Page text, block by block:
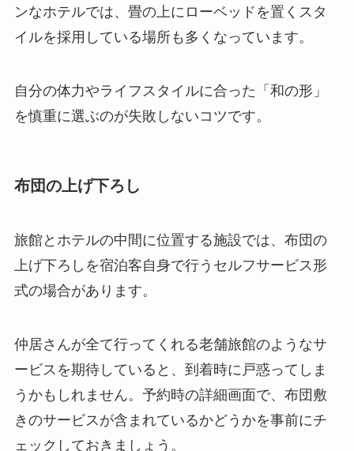
ンなホテルでは、畳の上にローベッドを置くスタ
イルを採用している場所も多くなっています。
自分の体力やライフスタイルに合った「和の形」
を慎重に選ぶのが失敗しないコツです。
布団の上げ下ろし
旅館とホテルの中間に位置する施設では、布団の
上げ下ろしを宿泊客自身で行うセルフサービス形
式の場合があります。
仲居さんが全て行ってくれる老舗旅館のようなサ
ービスを期待していると、到着時に戸惑ってしま
うかもしれません。予約時の詳細画面で、布団敷
きのサービスが含まれているかどうかを事前にチ
ェックしておきましょう。